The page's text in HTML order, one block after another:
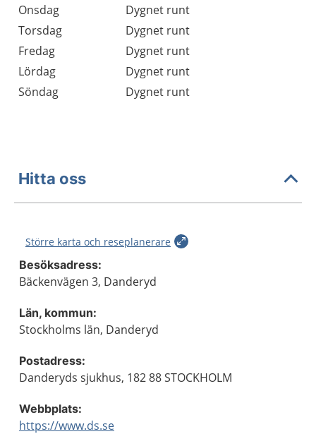
Onsdag
Dygnet runt
Torsdag
Dygnet runt
Fredag
Dygnet runt
Lördag
Dygnet runt
Söndag
Dygnet runt
Hitta oss
Större karta och reseplanerare
Besöksadress:
Bäckenvägen 3, Danderyd
Län, kommun:
Stockholms län, Danderyd
Postadress:
Danderyds sjukhus, 182 88 STOCKHOLM
Webbplats:
https://www.ds.se